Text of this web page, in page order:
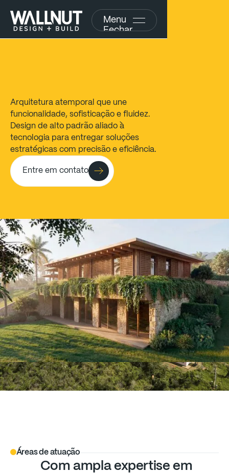
Menu
Fechar
Arquitetura atemporal que une
funcionalidade, sofisticação e fluidez.
Design de alto padrão aliado à
tecnologia para entregar soluções
estratégicas com precisão e eficiência.
Entre em contato
Áreas de atuação
Com ampla expertise em